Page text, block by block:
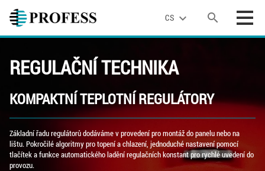
CS expand_more search
REGULAČNÍ TECHNIKA
KOMPAKTNÍ TEPLOTNÍ REGULÁTORY
Základní řadu regulátorů dodáváme v provedení pro montáž do panelu nebo na
lištu. Pokročilé algoritmy pro topení a chlazení, jednoduché nastavení pomocí
tlačítek a funkce automatického ladění regulačních konstant pro rychlé uvedení do
provozu.